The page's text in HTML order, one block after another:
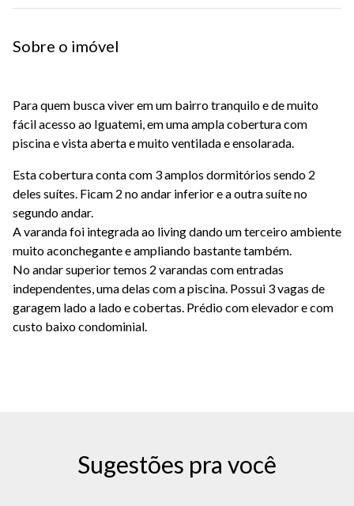
Sobre o imóvel
Para quem busca viver em um bairro tranquilo e de muito
fácil acesso ao Iguatemi, em uma ampla cobertura com
piscina e vista aberta e muito ventilada e ensolarada.
Esta cobertura conta com 3 amplos dormitórios sendo 2
deles suítes. Ficam 2 no andar inferior e a outra suíte no
segundo andar.
A varanda foi integrada ao living dando um terceiro ambiente
muito aconchegante e ampliando bastante também.
No andar superior temos 2 varandas com entradas
independentes, uma delas com a piscina. Possui 3 vagas de
garagem lado a lado e cobertas. Prédio com elevador e com
custo baixo condominial.
Sugestões pra você